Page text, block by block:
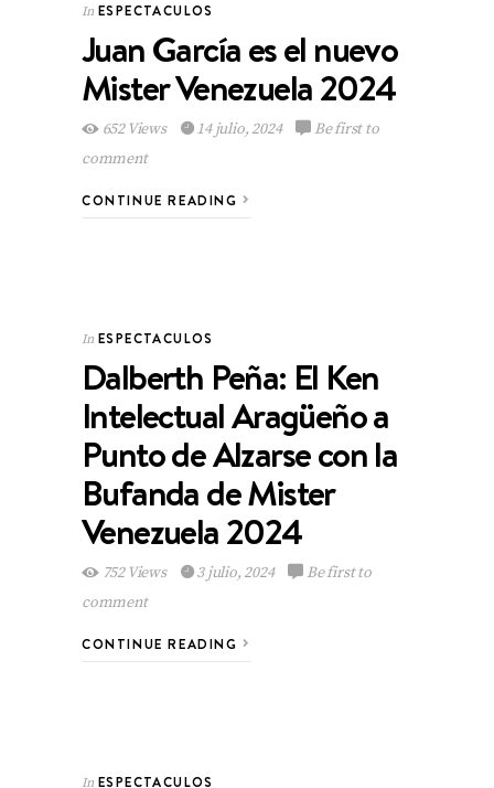
In ESPECTACULOS
Juan García es el nuevo
Mister Venezuela 2024
652 Views 14 julio, 2024
Be first to
comment
CONTINUE READING
In ESPECTACULOS
Dalberth Peña: El Ken
Intelectual Aragüeño a
Punto de Alzarse con la
Bufanda de Mister
Venezuela 2024
752 Views 3 julio, 2024
Be first to
comment
CONTINUE READING
In ESPECTACULOS